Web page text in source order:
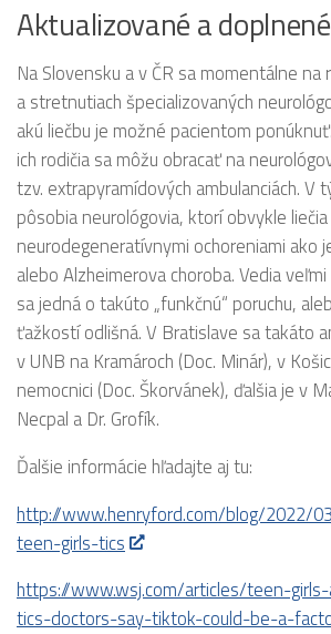
Aktualizované a
Na Slovensku a v ČR sa momentálne na
a stretnutiach špecializovaných
akú liečbu je možné pacientom
ich rodičia sa môžu obracať na
tzv. extrapyramídových ambulanciách. V
pôsobia neurológovia, ktorí obvykle
neurodegeneratívnymi ochoreniami ako
alebo Alzheimerova choroba. Vedia
sa jedná o takúto „funkčnú“ poruchu,
ťažkostí odlišná. V Bratislave sa takáto
v UNB na Kramároch (Doc. Minár), v
nemocnici (Doc. Škorvánek), ďalšia je v
Necpal a Dr. Grofík.
Ďalšie informácie hľadajte aj tu:
http://www.henryford.com/blog/2022/
teen-girls-tics
https://www.wsj.com/articles/teen-
tics-doctors-say-tiktok-could-be-a-